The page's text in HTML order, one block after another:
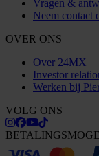
Vragen &
Neem contact
OVER ONS
Over 24MX
Investor
Werken bij
VOLG ONS